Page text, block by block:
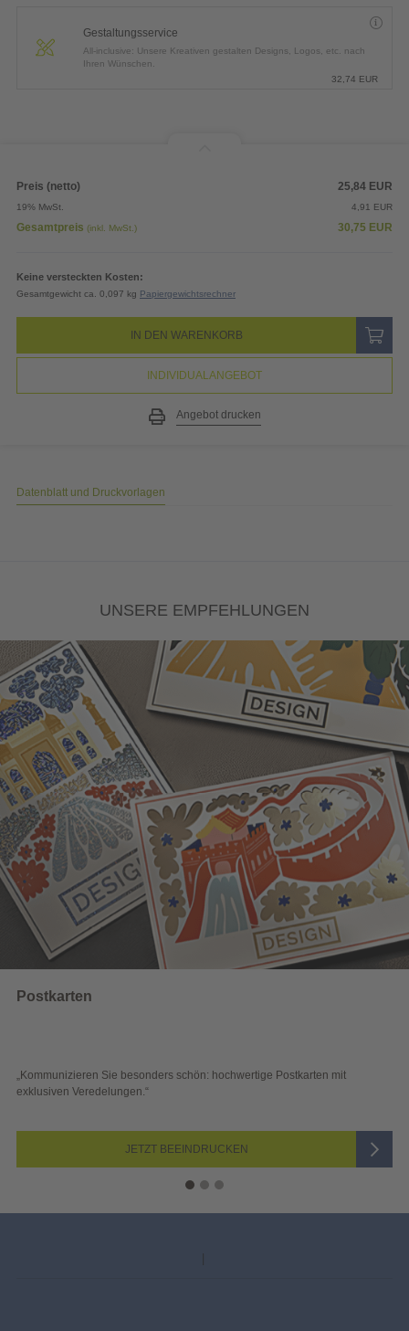
Gestaltungsservice
All-inclusive: Unsere Kreativen gestalten Designs, Logos, etc. nach
Ihren Wünschen.
32,74 EUR
Preis (netto) 25,84 EUR
19% MwSt. 4,91 EUR
Gesamtpreis (inkl. MwSt.) 30,75 EUR
Keine versteckten Kosten:
Gesamtgewicht ca. 0,097 kg Papiergewichtsrechner
IN DEN WARENKORB
INDIVIDUALANGEBOT
Angebot drucken
Datenblatt und Druckvorlagen
UNSERE EMPFEHLUNGEN
besonders schön: hochwertige Postkarten mit
JETZT BEEINDRUCKEN
„Sichtbar und